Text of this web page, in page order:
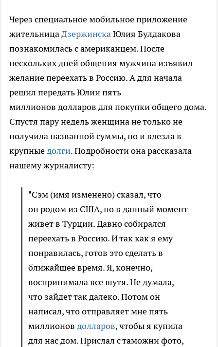
Через специальное мобильное приложение
жительницаДзержинскаЮлия Булдакова
познакомилась с американцем. После
нескольких дней общения мужчина изъявил
желание переехать в Россию. А для начала
решил передать Юлии пять
миллионов долларов для покупки общего дома.
Спустя пару недель женщина не только не
получила названной суммы, но и влезла в
крупныедолги. Подробности она рассказала
нашему журналисту:
"Сэм (имя изменено) сказал, что
он родом из США, но в данный момент
живет в Турции. Давно собирался
переехать в Россию. И так как я ему
понравилась, готов это сделать в
ближайшее время. Я, конечно,
воспринимала все шутя. Не думала,
что зайдет так далеко. Потом он
написал, что отправляет мне пять
миллионов долларов, чтобы я купила
для нас дом. Прислал с таможни фото,